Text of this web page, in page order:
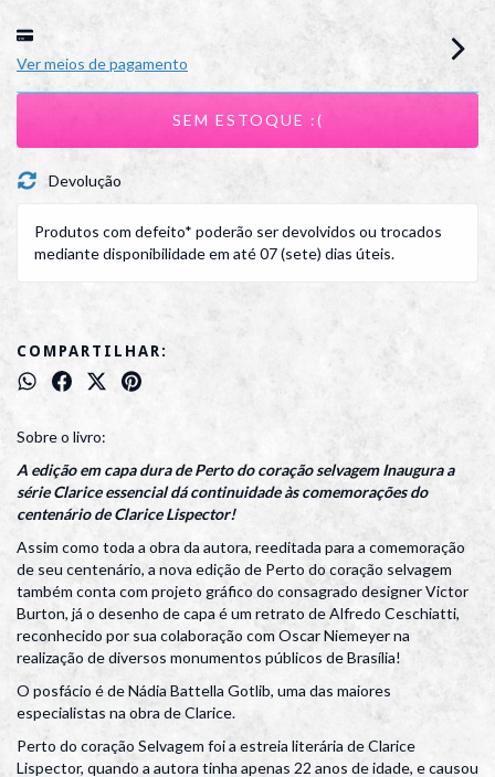
Ver meios de pagamento
Devolução
Produtos com defeito* poderão ser devolvidos ou trocados
mediante disponibilidade em até 07 (sete) dias úteis.
COMPARTILHAR:
Sobre o livro:
A edição em capa dura de Perto do coração selvagem Inaugura a
série Clarice essencial dá continuidade às comemorações do
centenário de Clarice Lispector!
Assim como toda a obra da autora, reeditada para a comemoração
de seu centenário, a nova edição de Perto do coração selvagem
também conta com projeto gráfico do consagrado designer Victor
Burton, já o desenho de capa é um retrato de Alfredo Ceschiatti,
reconhecido por sua colaboração com Oscar Niemeyer na
realização de diversos monumentos públicos de Brasília!
O posfácio é de Nádia Battella Gotlib, uma das maiores
especialistas na obra de Clarice.
Perto do coração Selvagem foi a estreia literária de Clarice
Lispector, quando a autora tinha apenas 22 anos de idade, e causou